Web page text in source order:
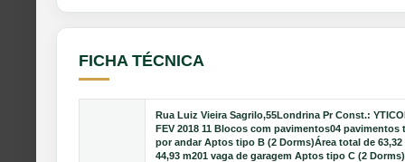
FICHA TÉCNICA
Rua Luiz Vieira Sagrilo,55Londrina Pr Const.:
FEV 2018 11 Blocos com pavimentos04 pavimentos
por andar Aptos tipo B (2 Dorms)Área total de 63,32
44,93 m201 vaga de garagem Aptos tipo C (2